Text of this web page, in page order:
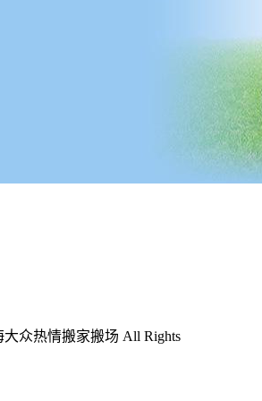
大众热情搬家搬场 All Rights